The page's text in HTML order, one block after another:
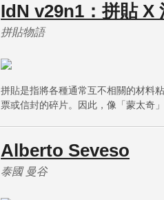
IdN v29n1：拼貼 X
拼貼物語
拼貼是指將各種通常互不相關的材料
票或信封的碎片。因此，像「蒙太奇
Alberto Seveso
泰國 曼谷